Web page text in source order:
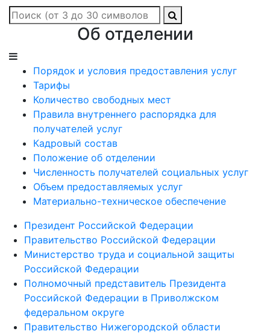
Об отделении
Порядок и условия предоставления услуг
Тарифы
Количество свободных мест
Правила внутреннего распорядка для
получателей услуг
Кадровый состав
Положение об отделении
Численность получателей социальных услуг
Объем предоставляемых услуг
Материально-техническое обеспечение
Президент Российской Федерации
Правительство Российской Федерации
Министерство труда и социальной защиты
Российской Федерации
Полномочный представитель Президента
Российской Федерации в Приволжском
федеральном округе
Правительство Нижегородской области